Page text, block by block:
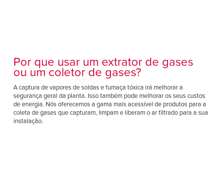
Por que usar um extrator de gases
ou um coletor de gases?
A captura de vapores de soldas e fumaça tóxica irá melhorar a
segurança geral da planta. Isso também pode melhorar os seus custos
de energia. Nós oferecemos a gama mais acessível de produtos para a
coleta de gases que capturam, limpam e liberam o ar filtrado para a sua
instalação.